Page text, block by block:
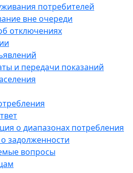
потребителей
вне очереди
отключениях
и передачи показаний
о диапазонах потребления
задолженности
вопросы